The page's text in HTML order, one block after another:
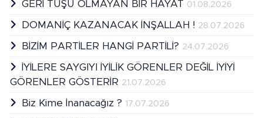
GERİ TUŞU OLMAYAN BİR HAYAT 01.08.2026
DOMANİÇ KAZANACAK İNŞALLAH ! 28.07.2026
BİZİM PARTİLER HANGİ PARTİLİ? 24.07.2026
İYİLERE SAYGIYI İYİLİK GÖRENLER DEĞİL İYİYİ
GÖRENLER GÖSTERİR 21.07.2026
Biz Kime İnanacağız ? 17.07.2026